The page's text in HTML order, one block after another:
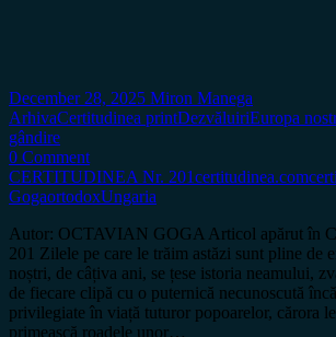
December 28, 2025 Miron Manega
ArhivaCertitudinea printDezvăluiriEuropa
gândire
0 Comment
CERTITUDINEA Nr. 201certitudinea.com
GogaortodoxUngaria
Autor: OCTAVIAN GOGA Articol apărut în
201 Zilele pe care le trăim astăzi sunt pline de
noștri, de câțiva ani, se țese istoria neamului,
de fiecare clipă cu o puternică necunoscută
privilegiate în viață tuturor popoarelor, cărora le
primească roadele unor…